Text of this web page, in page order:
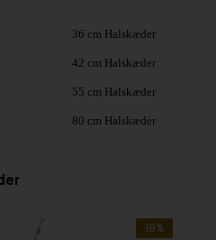
36 cm Halskæder
42 cm Halskæder
55 cm Halskæder
80 cm Halskæder
19%